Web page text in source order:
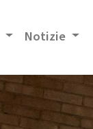
Notizie